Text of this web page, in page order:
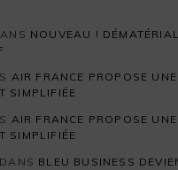
NOUVEAU !
AIR FRANCE PROPOSE
SIMPLIFIÉE
AIR FRANCE PROPOSE
SIMPLIFIÉE
DANS BLEU BUSINESS